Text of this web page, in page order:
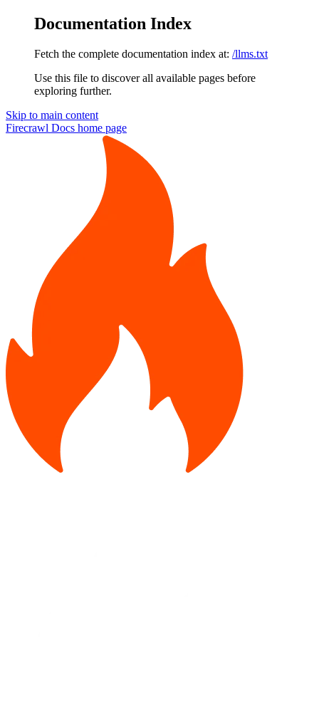
Documentation Index
Fetch the complete documentation index at: /llms.txt
Use this file to discover all available pages before
exploring further.
Skip to main content
Firecrawl Docs home page